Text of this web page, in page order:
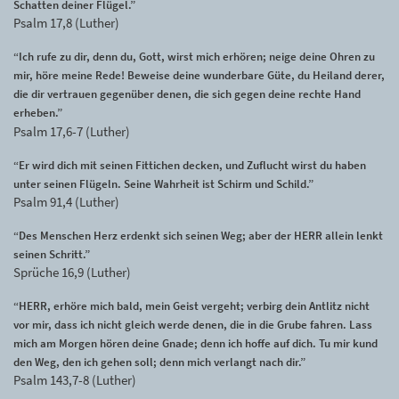
Schatten deiner Flügel.”
Psalm 17,8 (Luther)
“Ich rufe zu dir, denn du, Gott, wirst mich erhören; neige deine Ohren zu
mir, höre meine Rede! Beweise deine wunderbare Güte, du Heiland derer,
die dir vertrauen gegenüber denen, die sich gegen deine rechte Hand
erheben.”
Psalm 17,6-7 (Luther)
“Er wird dich mit seinen Fittichen decken, und Zuflucht wirst du haben
unter seinen Flügeln. Seine Wahrheit ist Schirm und Schild.”
Psalm 91,4 (Luther)
“Des Menschen Herz erdenkt sich seinen Weg; aber der HERR allein lenkt
seinen Schritt.”
Sprüche 16,9 (Luther)
“HERR, erhöre mich bald, mein Geist vergeht; verbirg dein Antlitz nicht
vor mir, dass ich nicht gleich werde denen, die in die Grube fahren. Lass
mich am Morgen hören deine Gnade; denn ich hoffe auf dich. Tu mir kund
den Weg, den ich gehen soll; denn mich verlangt nach dir.”
Psalm 143,7-8 (Luther)